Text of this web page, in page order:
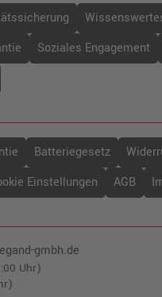
Soziales Engagement
Batteriegesetz
Einstellungen AGB
gmbh.de
Uhr)